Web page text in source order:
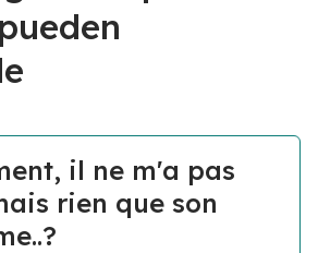
il ne m'a pas
rien que son